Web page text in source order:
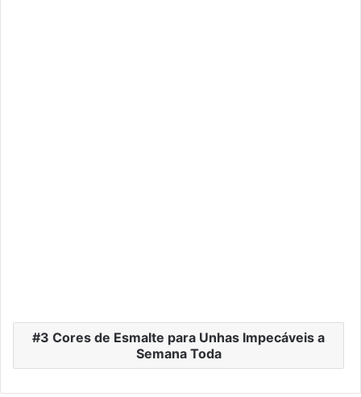
3 Cores de Esmalte para Unhas Impecáveis a
Semana Toda